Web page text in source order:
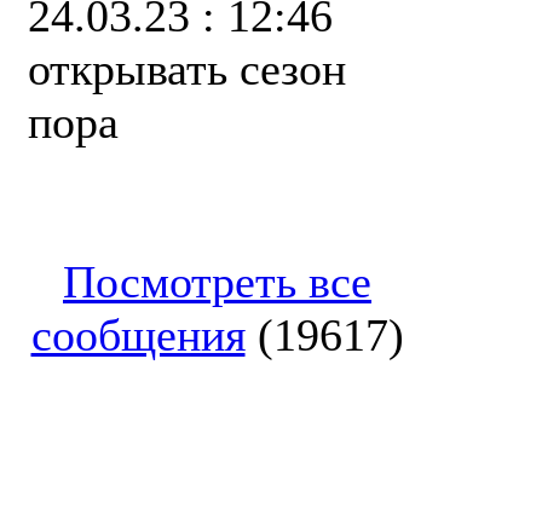
24.03.23 : 12:46
открывать сезон
пора
Посмотреть все
сообщения(19617)